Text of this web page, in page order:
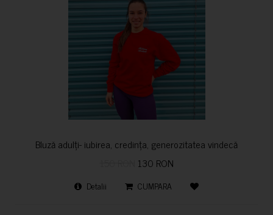
Bluză adulți- iubirea, credința, generozitatea vindecă
130 RON
Detalii CUMPARA